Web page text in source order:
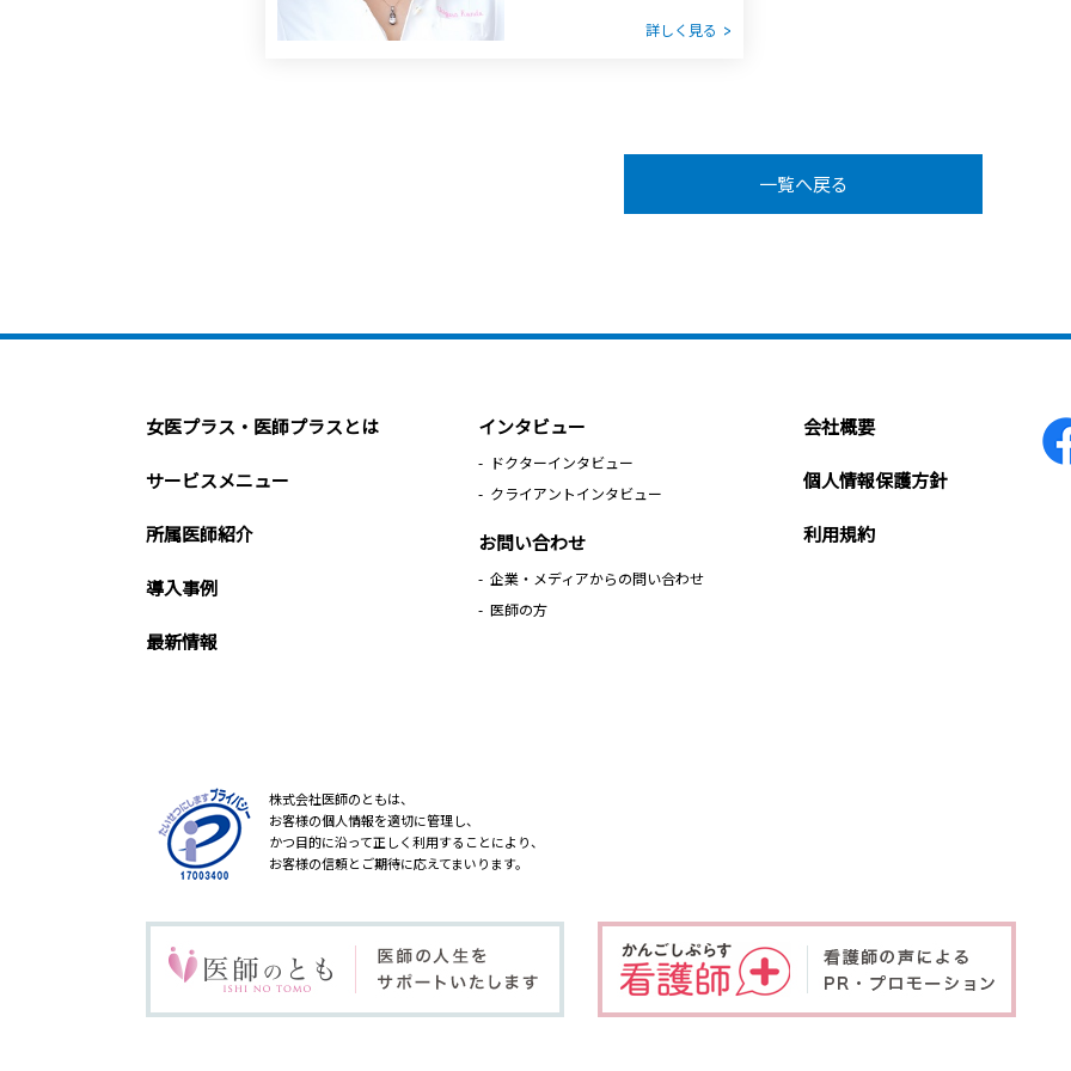
詳しく見る
一覧へ戻る
女医プラス・医師プラスとは
サービスメニュー
所属医師紹介
導入事例
最新情報
インタビュー
ドクターインタビュー
クライアントインタビュー
お問い合わせ
企業・メディアからの問い合わせ
医師の方
会社概要
個人情報保護方針
利用規約
株式会社医師のともは、
お客様の個人情報を適切に管理し、
かつ目的に沿って正しく利用することにより、
お客様の信頼とご期待に応えてまいります。